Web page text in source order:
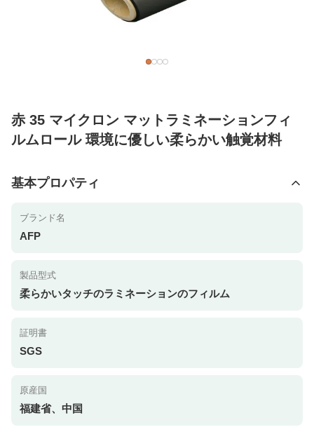
赤 35 マイクロン マットラミネーションフィ
ルムロール 環境に優しい柔らかい触覚材料
基本プロパティ
ブランド名
AFP
製品型式
柔らかいタッチのラミネーションのフィルム
証明書
SGS
原産国
福建省、中国